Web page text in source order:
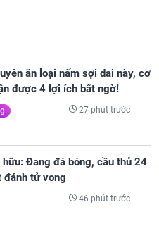
ăn loại nấm sợi dai này, cơ
được 4 lợi ích bất ngờ!
27 phút trước
hữu: Đang đá bóng, cầu thủ 24
đánh tử vong
46 phút trước